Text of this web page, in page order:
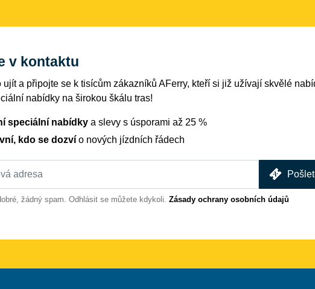
v kontaktu
ujít a připojte se k tisícům zákazníků AFerry, kteří si již užívají skvělé
nabídky na širokou škálu tras!
speciální nabídky a slevy s úsporami až 25 %
kdo se dozví o nových jízdních řádech
žádný spam. Odhlásit se můžete kdykoli. Zásady ochrany osobních údajů